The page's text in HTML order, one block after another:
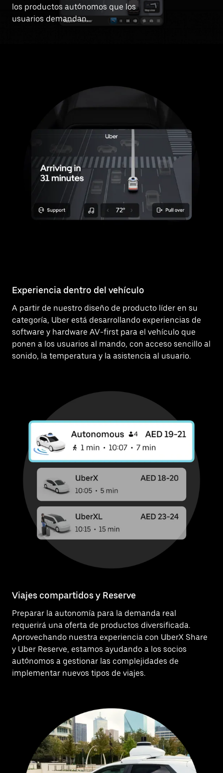
los productos autónomos que los
usuarios demandan.
Experiencia dentro del vehículo
A partir de nuestro diseño de producto líder en su
categoría, Uber está desarrollando experiencias de
software y hardware AV-first para el vehículo que
ponen a los usuarios al mando, con acceso sencillo al
sonido, la temperatura y la asistencia al usuario.
Viajes compartidos y Reserve
Preparar la autonomía para la demanda real
requerirá una oferta de productos diversificada.
Aprovechando nuestra experiencia con UberX Share
y Uber Reserve, estamos ayudando a los socios
autónomos a gestionar las complejidades de
implementar nuevos tipos de viajes.